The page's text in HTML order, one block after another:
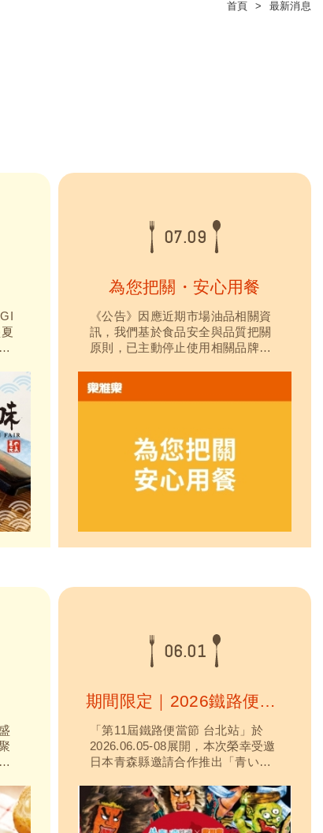
首頁 最新消息
07.09
為您把關・安心用餐
《公告》因應近期市場油品相關資
訊，我們基於食品安全與品質把關
原則，已主動停止使用相關品牌產
整。調整期間，部分餐點所使用的
醬料及風味將暫時有所調整，餐點
便，敬請見諒。我們將持續嚴格把
關食材來源與品質，守護每一位顧
06.01
期間限定｜2026鐵路便當節
「第11屆鐵路便當節 台北站」於
2026.06.05-08展開，本次榮幸受邀
日本青森縣邀請合作推出「青い森
貝、蘋果及黑蒜特色食材，現場還
有販售「青い森鉄道原創週邊商
品」及豐富活動。歡迎大家來參